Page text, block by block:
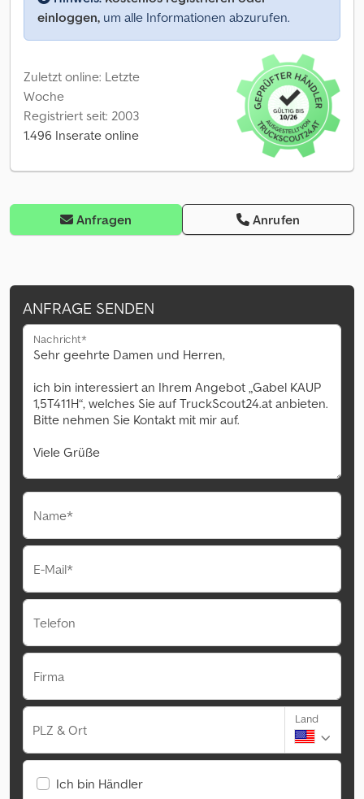
einloggen, um alle Informationen abzurufen.
Zuletzt online: Letzte
Woche
Registriert seit: 2003
1.496 Inserate online
Anfragen Anrufen
ANFRAGE SENDEN
Nachricht*
Name*
E-Mail*
Telefon
Firma
PLZ & Ort
Land
Ich bin Händler